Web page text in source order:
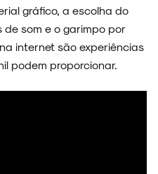
gráfico, a escolha do
som e o garimpo por
internet são experiências
podem proporcionar.